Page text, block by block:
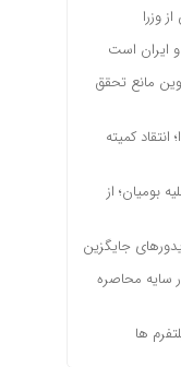
ایران است
مانع تحقق
کمیته
بومیان؛ از
جایگزین
در سایه محاصره
ها